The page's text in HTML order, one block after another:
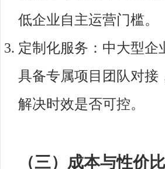
低企业自主运营门槛。
定制化服务：中大型
具备专属项目团队对接
解决时效是否可控。
（三）成本与性价